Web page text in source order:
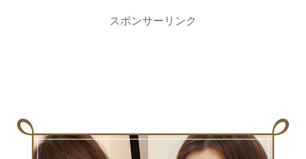
スポンサーリンク